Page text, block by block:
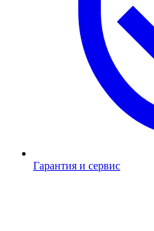
Гарантия и сервис